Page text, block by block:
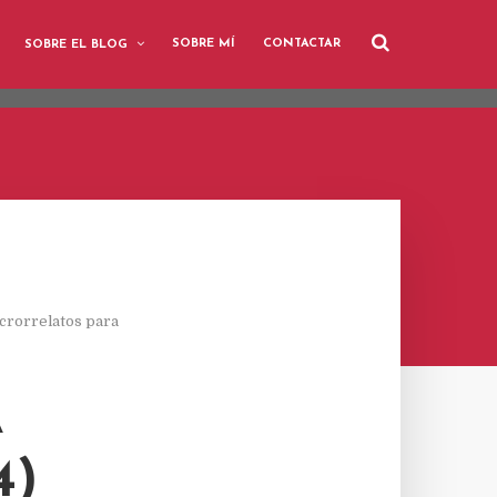
SOBRE EL BLOG SOBRE MÍ CONTACTAR
para
agent
usage